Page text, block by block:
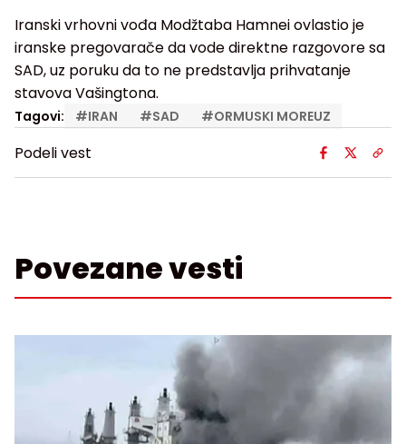
Iranski vrhovni vođa Modžtaba Hamnei ovlastio je
iranske pregovarače da vode direktne razgovore sa
SAD, uz poruku da to ne predstavlja prihvatanje
stavova Vašingtona.
Tagovi: #IRAN #SAD #ORMUSKI MOREUZ
Podeli vest
Povezane vesti